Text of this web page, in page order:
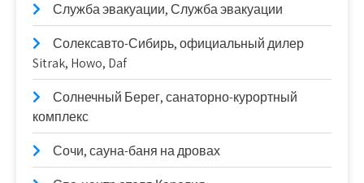
Служба эвакуации, Служба эвакуации
Солексавто-Сибирь, официальный дилер
Sitrak, Howo, Daf
Солнечный Берег, санаторно-курортный
комплекс
Сочи, сауна-баня на дровах